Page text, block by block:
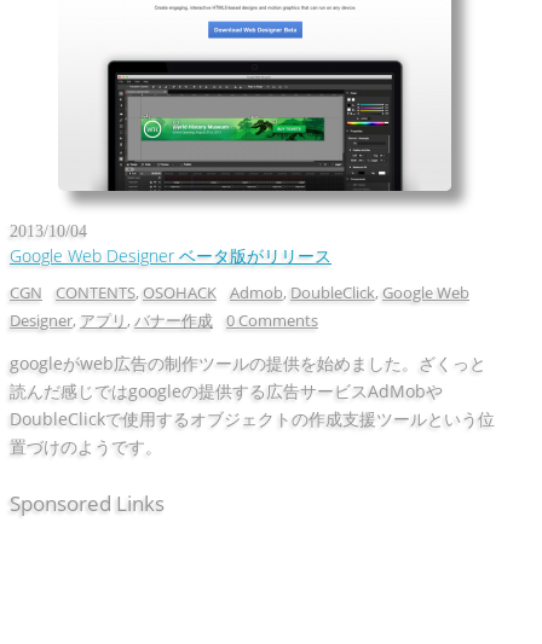
2013/10/04
Google Web Designer ベータ版がリリース
CGN CONTENTS, OSOHACK Admob, DoubleClick, Google Web
Designer, アプリ, バナー作成 0 Comments
googleがweb広告の制作ツールの提供を始めました。ざくっと
読んだ感じではgoogleの提供する広告サービスAdMobや
DoubleClickで使用するオブジェクトの作成支援ツールという位
置づけのようです。
Sponsored Links